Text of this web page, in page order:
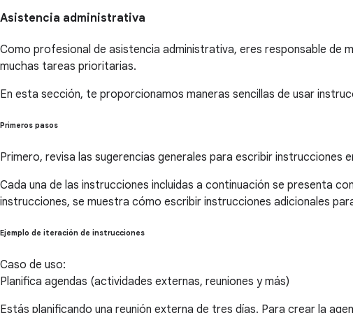
Asistencia administrativa
Como profesional de asistencia administrativa, eres responsable de
muchas tareas prioritarias.
En esta sección, te proporcionamos maneras sencillas de usar
Primeros pasos
Primero, revisa las sugerencias generales para escribir instrucciones
Cada una de las instrucciones incluidas a continuación se presenta
instrucciones, se muestra cómo escribir instrucciones adicionales
Ejemplo de iteración de instrucciones
Caso de uso:
Planifica agendas (actividades externas, reuniones y más)
Estás planificando una reunión externa de tres días. Para crear la